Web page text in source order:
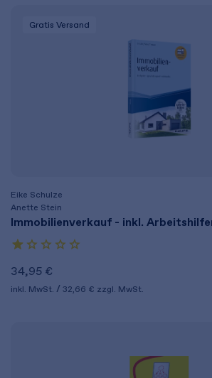
Gratis Versand
Eike Schulze
Anette Stein
Immobilienverkauf - inkl.
34,95 €
inkl. MwSt. 32,66 € zzgl. MwSt.